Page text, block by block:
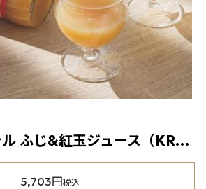
上高地帝国ホテル ふじ&紅玉ジュース（KRJ-58）6本セット
5,703円税込